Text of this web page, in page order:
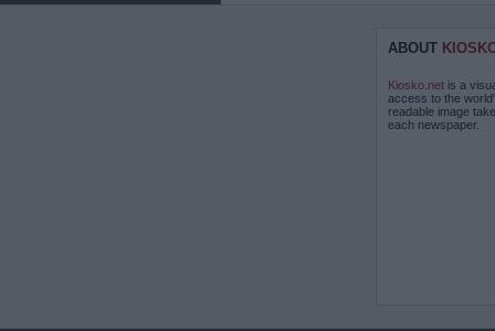
ABOUT
Kiosko.net is a
access to the
readable image
each newspaper.